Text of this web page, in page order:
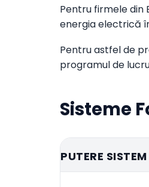
Pentru firmele din
energia electrică
Pentru astfel de
programul de
Sisteme
PUTERE SISTEM